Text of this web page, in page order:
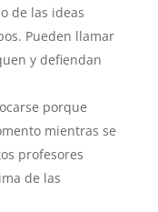
de las ideas
Pueden llamar
y defiendan
porque
mientras se
profesores
de las